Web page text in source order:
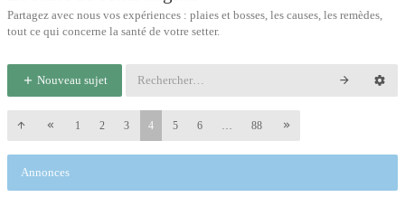
Partagez avec nous vos expériences : plaies et bosses, les causes, les remèdes,
tout ce qui concerne la santé de votre setter.
Nouveau sujet
1 2 3 4 5 6 … 88
Annonces